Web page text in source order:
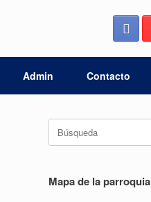
Admin Contacto
Buscar:
Mapa de la parroquia